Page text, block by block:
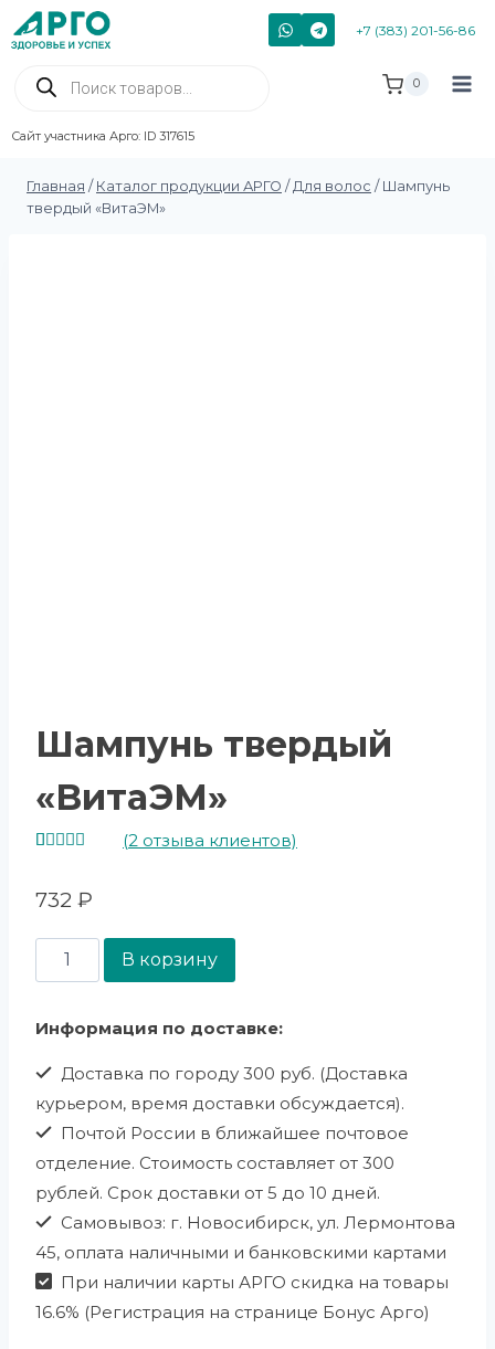
+7 (383) 201-56-86
Сайт участника Арго: ID 317615
0
Главная / Каталог продукции АРГО / Для волос / Шампунь
твердый «ВитаЭМ»
Шампунь твердый
«ВитаЭМ»
на основе
(2 отзыва клиентов)
732 ₽
В корзину
Информация по доставке:
Доставка по городу 300 руб. (Доставка
курьером, время доставки обсуждается).
Почтой России в ближайшее почтовое
отделение. Стоимость составляет от 300
рублей. Срок доставки от 5 до 10 дней.
Самовывоз: г. Новосибирск, ул. Лермонтова
45, оплата наличными и банковскими картами
При наличии карты АРГО скидка на товары
16.6% (Регистрация на странице Бонус Арго)